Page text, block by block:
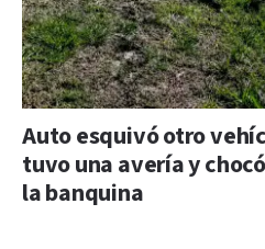
Auto esquivó otro
tuvo una avería y
la banquina